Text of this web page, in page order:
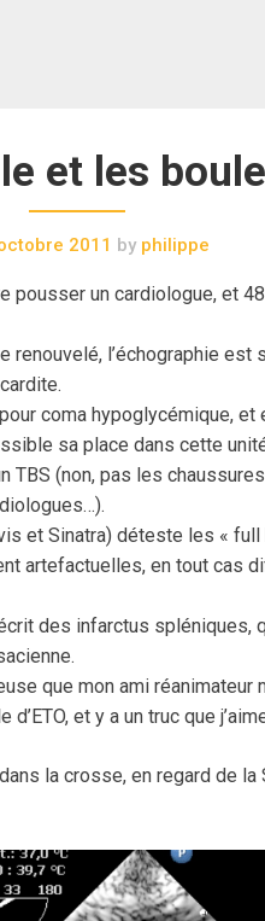
et les
2011 byphilippe
pousser un cardiologue, et
renouvelé, l’échographie est
coma hypoglycémique, et
sa place dans cette
TBS (non, pas les
et Sinatra) déteste les « full
artefactuelles, en tout cas
des infarctus spléniques,
que mon ami réanimateur
et y a un truc que
la crosse, en regard de la